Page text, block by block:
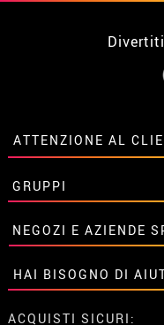
ATTENZIONE AL
• Su di noi
• Condizioni di
• Avviso legale
• Attenzione al
• Utilizzo dei cookies
•Impostazioni dei
GRUPPI
Sconti speciali per
Contattaci qui
NEGOZI E AZIENDE
Sconti speciali per
Contattaci qui
HAI BISOGNO DI
Non ho ancora fatto
ACQUISTI SICURI: